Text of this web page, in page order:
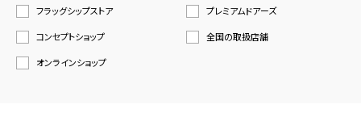
フラッグシップストア
プレミアムドアーズ
コンセプトショップ
全国の取扱店舗
オンラインショップ